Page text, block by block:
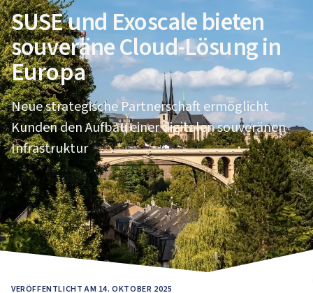
SUSE und Exoscale bieten
souveräne Cloud-Lösung in
Europa
Neue strategische Partnerschaft ermöglicht
Kunden den Aufbau einer digitalen souveränen
Infrastruktur
VERÖFFENTLICHT AM 14. OKTOBER 2025